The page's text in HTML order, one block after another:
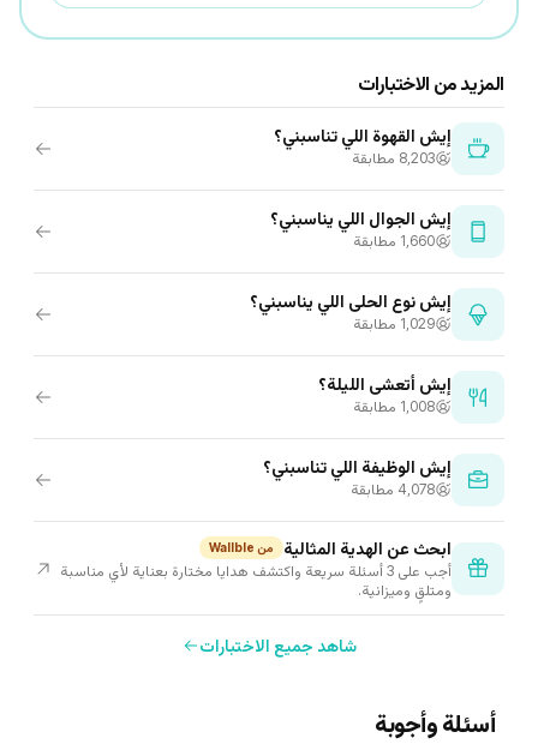
المزيد من الاختبارات
إيش القهوة اللي تناسبني؟
8٬203 مطابقة
إيش الجوال اللي يناسبني؟
1٬660 مطابقة
إيش نوع الحلى اللي يناسبني؟
1٬029 مطابقة
إيش أتعشى الليلة؟
1٬008 مطابقة
إيش الوظيفة اللي تناسبني؟
4٬078 مطابقة
ابحث عن الهدية المثالية من Wallble
أجب على 3 أسئلة سريعة واكتشف هدايا مختارة بعناية لأي مناسبة
ومتلقٍ وميزانية.
شاهد جميع الاختبارات
أسئلة وأجوبة